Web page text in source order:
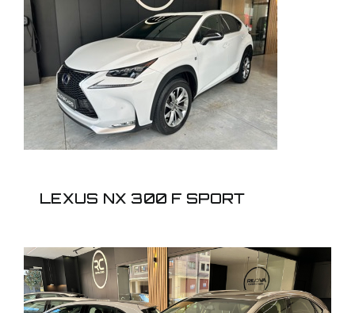
LEXUS NX 300 F
SPORT
LEXUS NX 300 F SPORT